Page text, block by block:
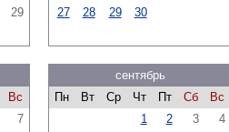
29
27
28 29 30
Вс
7
сентябрь
Пн
Вт Ср Чт Пт Сб
Вс
1
2 3
4